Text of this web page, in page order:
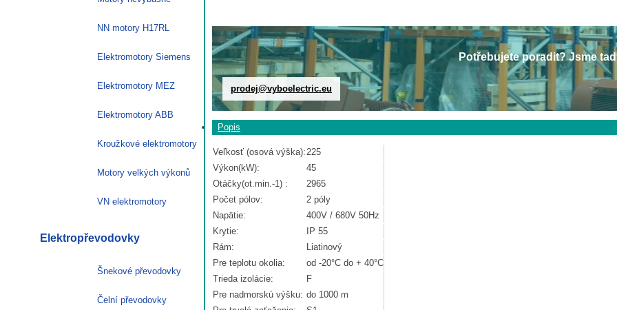
Potřebujete poradit? Jsme
prodej@vyboelectric.eu
Popis
Veľkosť (osová výška):225
Výkon(kW):
45
Otáčky(ot.min.-1) :
2965
Počet pólov:
2 póly
Napätie:
400V / 680V 50Hz
Krytie:
IP 55
Rám:
Liatinový
Pre teplotu okolia:
od -20°C do + 40°C
Trieda izolácie:
F
Pre nadmorskú výšku: do 1000 m
NN motory H17RL
Elektromotory Siemens
Elektromotory MEZ
Elektromotory ABB
Kroužkové elektromotory
Motory velkých výkonů
VN elektromotory
Elektropřevodovky
Šnekové převodovky
Čelní převodovky